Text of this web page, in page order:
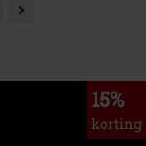
15%
korting